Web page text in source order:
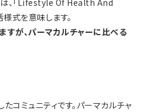
は、「Lifestyle Of Health And
式を意味します。
すが、パーマカルチャーに比べる
コミュニティです。パーマカルチャ